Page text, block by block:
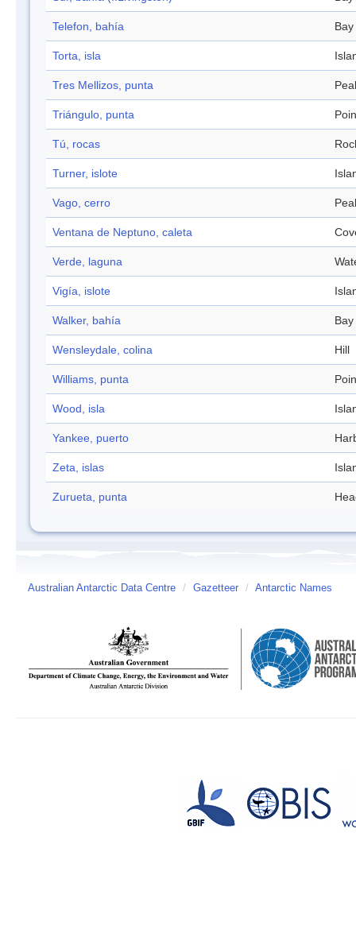
Telefon, bahía Bay
Torta, isla
Tres Mellizos, punta
Triángulo, punta
Tú, rocas
Turner, islote
Vago, cerro
Ventana de Neptuno, caleta
Verde, laguna
Vigía, islote
Walker, bahía Bay
Wensleydale, colina Hill
Williams, punta
Wood, isla
Yankee, puerto
Zeta, islas
Zurueta, punta
Australian Antarctic Data Centre / Gazetteer / Antarctic Names